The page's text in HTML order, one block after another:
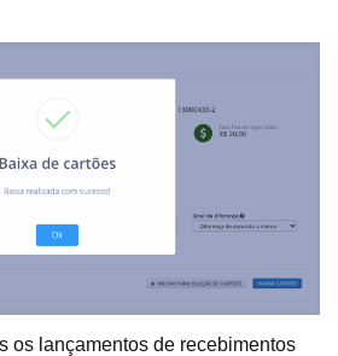
os lançamentos de recebimentos